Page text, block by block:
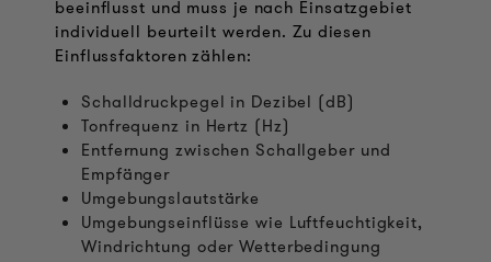
beeinflusst und muss je nach Einsatzgebiet
individuell beurteilt werden. Zu diesen
Einflussfaktoren zählen:
Schalldruckpegel in Dezibel (dB)
Tonfrequenz in Hertz (Hz)
Entfernung zwischen Schallgeber und
Empfänger
Umgebungslautstärke
Umgebungseinflüsse wie Luftfeuchtigkeit,
Windrichtung oder Wetterbedingung